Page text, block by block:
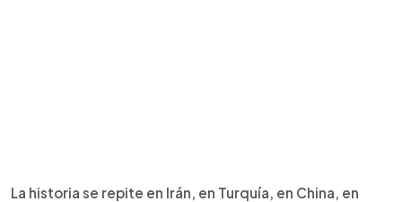
La historia se repite en Irán, en Turquía, en China, en